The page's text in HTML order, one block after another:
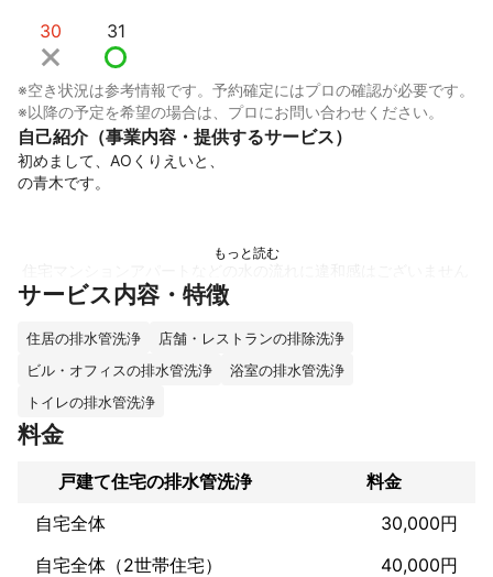
30 31
※空き状況は参考情報です。予約確定にはプロの確認が必要です。
※以降の予定を希望の場合は、プロにお問い合わせください。
自己紹介（事業内容・提供するサービス）
初めまして、AOくりえいと、
の青木です。
でしょうか。
て流してしまった など
配管内カメラ調査、高圧洗浄、トーラー作業（油で流れない場合
などなど）
す。
サービス内容・特徴
住居の排水管洗浄
店舗・レストランの排除洗浄
ビル・オフィスの排水管洗浄
浴室の排水管洗浄
トイレの排水管洗浄
料金
戸建て住宅の排水管洗浄
料金
自宅全体
30,000円
自宅全体（2世帯住宅）
40,000円